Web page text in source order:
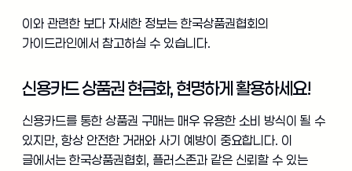
이와 관련한 보다 자세한 정보는 한국상품권협회의
가이드라인에서 참고하실 수 있습니다.
신용카드 상품권 현금화, 현명하게 활용하세요!
신용카드를 통한 상품권 구매는 매우 유용한 소비 방식이 될 수
있지만, 항상 안전한 거래와 사기 예방이 중요합니다. 이
글에서는 한국상품권협회, 플러스존과 같은 신뢰할 수 있는